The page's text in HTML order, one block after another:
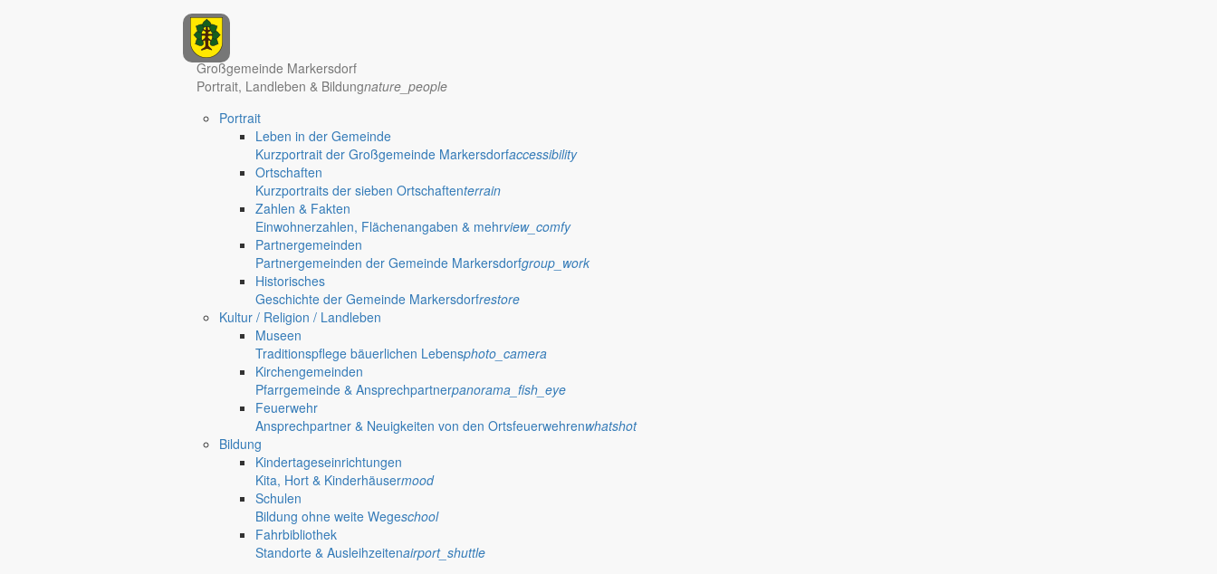
anzeigen@gemeinde-markersdorf.de
Großgemeinde Markersdorf
Portrait, Landleben & Bildungnature_people
Portrait
Leben in der Gemeinde
Kurzportrait der Großgemeinde Markersdorfaccessibility
Ortschaften
Kurzportraits der sieben Ortschaftenterrain
Zahlen & Fakten
Einwohnerzahlen, Flächenangaben & mehrview_comfy
Partnergemeinden
Partnergemeinden der Gemeinde Markersdorfgroup_work
Historisches
Geschichte der Gemeinde Markersdorfrestore
Kultur / Religion / Landleben
Museen
Traditionspflege bäuerlichen Lebensphoto_camera
Kirchengemeinden
Pfarrgemeinde & Ansprechpartnerpanorama_fish_eye
Feuerwehr
Ansprechpartner & Neuigkeiten von den Ortsfeuerwehrenwhatshot
Bildung
Kindertageseinrichtungen
Kita, Hort & Kinderhäusermood
Schulen
Bildung ohne weite Wegeschool
Fahrbibliothek
Standorte & Ausleihzeitenairport_shuttle
Anstehende Veranstaltungen
Deutsch-Paulsdorf